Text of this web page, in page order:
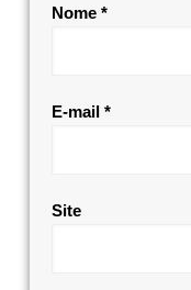
Nome *
E-mail *
Site